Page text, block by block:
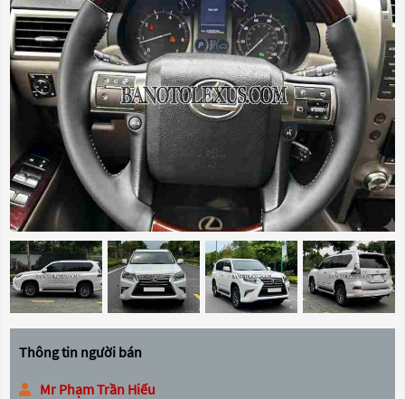
Thông tin người bán
Mr Phạm Trần Hiếu